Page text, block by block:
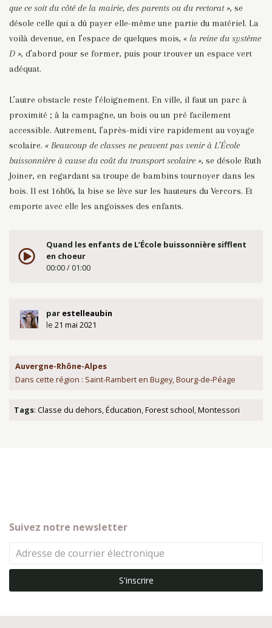
que ce soit du côté de la mairie, des parents ou du rectorat », se
désole celle qui a dû payer elle-même une partie du matériel. La
voilà devenue, en l’espace de quelques mois, « la reine du système
D », d’abord pour se former, puis pour trouver un espace vert
adéquat.
L’autre obstacle reste l’éloignement. En ville, il faut un parc à
proximité ; à la campagne, un bois ou un pré facilement
accessible. Autrement, l’après-midi vire rapidement au voyage
scolaire. « Beaucoup de classes ne peuvent pas venir à L’École
buissonnière à cause du coût du transport scolaire », se désole Ruth
Joiner, en regardant sa troupe de bambins tournoyer dans les
bois. Il est 16h06, la bise se lève sur les hauteurs du Vercors. Et
emporte avec elle les angoisses des enfants.
Quand les enfants de L’École buissonnière sifflent
en choeur
00:00 / 01:00
par estelleaubin
le 21 mai 2021
Auvergne-Rhône-Alpes
Dans cette région : Saint-Rambert en Bugey, Bourg-de-Péage
Tags: Classe du dehors,Éducation,Forest school,Montessori
Suivez notre newsletter